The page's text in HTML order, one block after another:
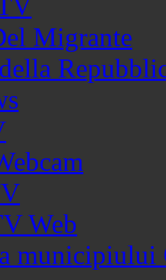
Migrante
Web
municipiului